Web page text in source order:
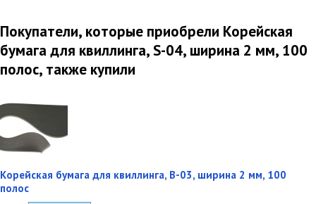
Покупатели, которые приобрели Корейская
бумага для квиллинга, S-04, ширина 2 мм, 100
полос, также купили
Корейская бумага для квиллинга, B-03, ширина 2 мм, 100
полос